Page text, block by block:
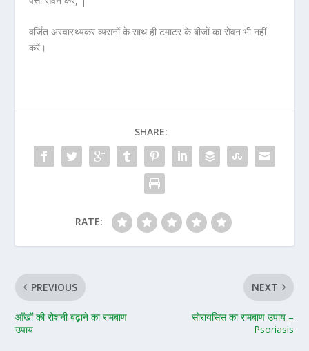
वर्जित अस्वास्थ्यकर व्यसनों के साथ ही टमाटर के बीजों का सेवन भी नहीं
करें।
SHARE:
RATE:
PREVIOUS
आँखों की रोशनी बढ़ाने का रामबाण
उपाय
NEXT
सोरायसिस का रामबाण उपाय –
Psoriasis